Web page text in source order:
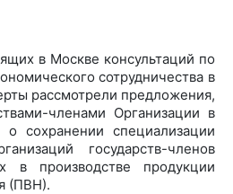
в Москве консультаций по
сотрудничества в
рассмотрели предложения,
членами Организации в
о сохранении специализации
государств-членов
в производстве продукции
(ПВН).